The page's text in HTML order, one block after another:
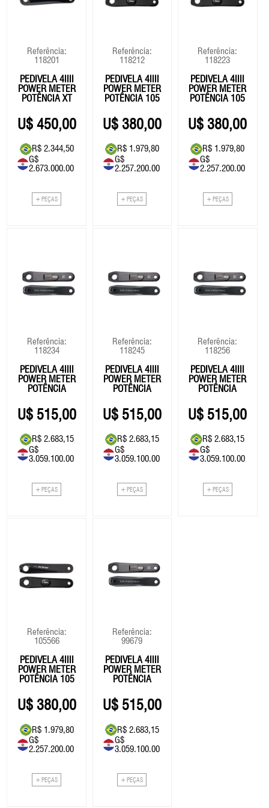
Eixo Central
Kit Reparos Suspensão
Lubrificantes/Graxa
78.144,79
Eixo Central
Guidão
Kit Reparos Suspensão
Lubrificantes/Graxa
Roldana/Cage
Suspensão
40654
5WT - 1L
Fita De Guidão
Vestuário
77340
BOMBA AR
STERLING L
35.00
Referência:
118201
PEDIVELA 4IIII
POWER METER
POTÊNCIA XT
175MM
450,00
R$ 2.344,50
G$
2.673.000.00
+ PEÇAS
Referência:
118212
PEDIVELA 4IIII
POWER METER
POTÊNCIA 105
175MM
380,00
R$ 1.979,80
G$
2.257.200.00
+ PEÇAS
Referência:
118223
PEDIVELA 4IIII
POWER METER
POTÊNCIA 105
172.5MM
380,00
R$ 1.979,80
G$
2.257.200.00
+ PEÇAS
Referência:
118234
PEDIVELA 4IIII
POWER METER
POTÊNCIA
R8100 -
165MM
515,00
R$ 2.683,15
G$
3.059.100.00
+ PEÇAS
Referência:
118245
PEDIVELA 4IIII
POWER METER
POTÊNCIA
R8100 -
175MM
515,00
R$ 2.683,15
G$
3.059.100.00
+ PEÇAS
Referência:
118256
PEDIVELA 4IIII
POWER METER
POTÊNCIA
R8100 -
170MM
515,00
R$ 2.683,15
G$
3.059.100.00
+ PEÇAS
Referência:
105566
PEDIVELA 4IIII
POWER METER
POTÊNCIA 105
170MM
380,00
R$ 1.979,80
G$
2.257.200.00
+ PEÇAS
Referência:
99679
PEDIVELA 4IIII
POWER METER
POTÊNCIA
R8100 -
172.5MM
515,00
R$ 2.683,15
G$
3.059.100.00
+ PEÇAS